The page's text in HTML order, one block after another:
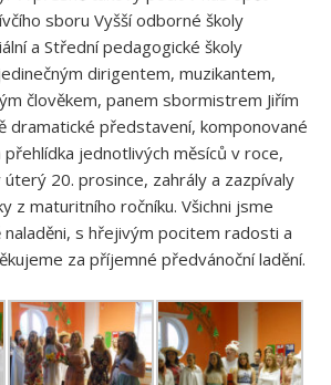
sboru Vyšší odborné školy
a Střední pedagogické školy
dirigentem, muzikantem,
člověkem, panem sbormistrem Jiřím
dramatické představení, komponované
přehlídka jednotlivých měsíců v roce,
úterý 20. prosince, zahrály a zazpívaly
z maturitního ročníku. Všichni jsme
s hřejivým pocitem radosti a
za příjemné předvánoční ladění.